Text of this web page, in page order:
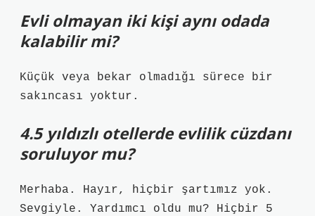
Evli olmayan iki kişi aynı odada
kalabilir mi?
Küçük veya bekar olmadığı sürece bir
sakıncası yoktur.
4.5 yıldızlı otellerde evlilik cüzdanı
soruluyor mu?
Merhaba. Hayır, hiçbir şartımız yok.
Sevgiyle. Yardımcı oldu mu? Hiçbir 5